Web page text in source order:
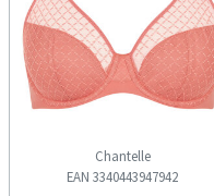
Chantelle
EAN 3340443947942